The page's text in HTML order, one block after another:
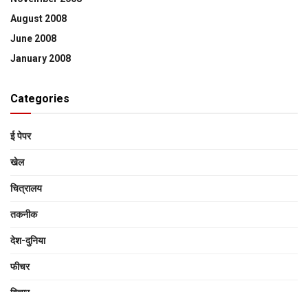
August 2008
June 2008
January 2008
Categories
ई पेपर
खेल
चित्रालय
तकनीक
देश-दुनिया
फीचर